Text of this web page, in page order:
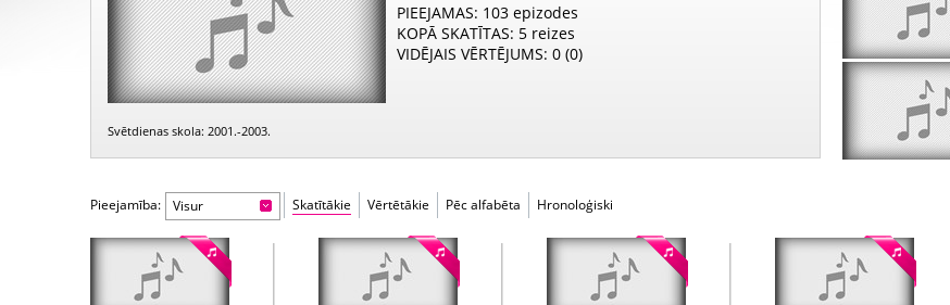
PIEEJAMAS: 103 epizodes
KOPĀ SKATĪTAS: 5 reizes
VIDĒJAIS VĒRTĒJUMS: 0 (0)
Svētdienas skola: 2001.-2003.
Pieejamība: Visur Skatītākie Vērtētākie Pēc alfabēta Hronoloģiski